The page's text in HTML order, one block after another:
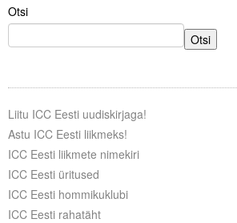
Otsi
Otsi
Liitu ICC Eesti uudiskirjaga!
Astu ICC Eesti liikmeks!
ICC Eesti liikmete nimekiri
ICC Eesti üritused
ICC Eesti hommikuklubi
ICC Eesti rahatäht